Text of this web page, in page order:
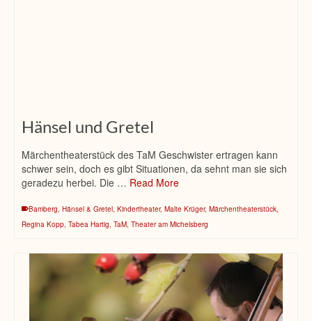
Hänsel und Gretel
Märchentheaterstück des TaM Geschwister ertragen kann
schwer sein, doch es gibt Situationen, da sehnt man sie sich
geradezu herbei. Die … Read More
Bamberg, Hänsel & Gretel, Kindertheater, Malte Krüger, Märchentheaterstück,
Regina Kopp, Tabea Hartig, TaM, Theater am Michelsberg